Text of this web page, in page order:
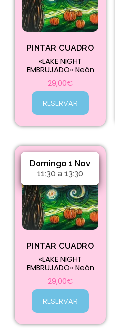
PINTAR CUADRO
«LAKE NIGHT
EMBRUJADO» Neón
29,00€
RESERVAR
Domingo 1 Nov
11:30 a 13:30
PINTAR CUADRO
«LAKE NIGHT
EMBRUJADO» Neón
29,00€
RESERVAR